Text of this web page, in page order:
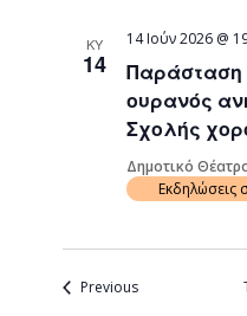
ΚΥ
14
Παράσταση
ουρανός
Σχολής
14 Ιούν 2026 @
Δημοτικό
Εκδηλώσεις
PreviousEvents